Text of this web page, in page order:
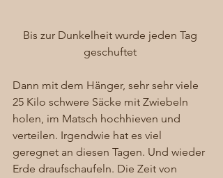
Bis zur Dunkelheit wurde jeden Tag
geschuftet
Dann mit dem Hänger, sehr sehr viele
25 Kilo schwere Säcke mit Zwiebeln
holen, im Matsch hochhieven und
verteilen. Irgendwie hat es viel
geregnet an diesen Tagen. Und wieder
Erde draufschaufeln. Die Zeit von